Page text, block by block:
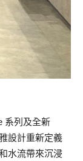
系列及全新
設計重新定義
水流帶來沉浸